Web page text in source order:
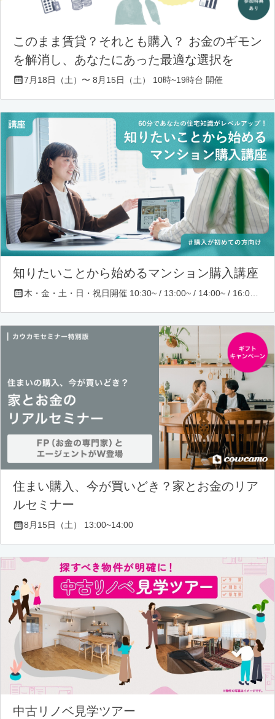
このまま賃貸？それとも購入？ お金のギモン
を解消し、あなたにあった最適な選択を
7月18日（土）〜 8月15日（土） 10時~19時台 開催
知りたいことから始めるマンション購入講座
住まい購入、今が買いどき？家とお金のリア
ルセミナー
8月15日（土） 13:00~14:00
中古リノベ見学ツアー